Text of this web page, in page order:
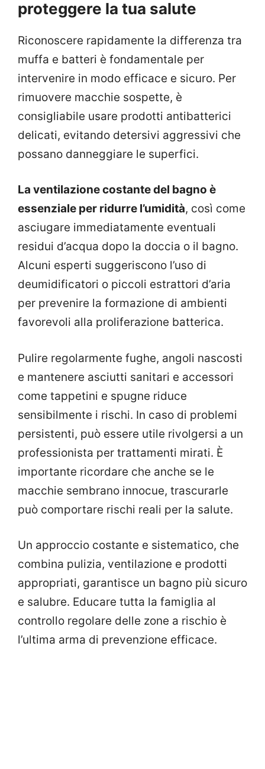
proteggere la tua salute
Riconoscere rapidamente la differenza tra
muffa e batteri è fondamentale per
intervenire in modo efficace e sicuro. Per
rimuovere macchie sospette, è
consigliabile usare prodotti antibatterici
delicati, evitando detersivi aggressivi che
possano danneggiare le superfici.
La ventilazione costante del bagno è
essenziale per ridurre l’umidità, così come
asciugare immediatamente eventuali
residui d’acqua dopo la doccia o il bagno.
Alcuni esperti suggeriscono l’uso di
deumidificatori o piccoli estrattori d’aria
per prevenire la formazione di ambienti
favorevoli alla proliferazione batterica.
Pulire regolarmente fughe, angoli nascosti
e mantenere asciutti sanitari e accessori
come tappetini e spugne riduce
sensibilmente i rischi. In caso di problemi
persistenti, può essere utile rivolgersi a un
professionista per trattamenti mirati. È
importante ricordare che anche se le
macchie sembrano innocue, trascurarle
può comportare rischi reali per la salute.
Un approccio costante e sistematico, che
combina pulizia, ventilazione e prodotti
appropriati, garantisce un bagno più sicuro
e salubre. Educare tutta la famiglia al
controllo regolare delle zone a rischio è
l’ultima arma di prevenzione efficace.